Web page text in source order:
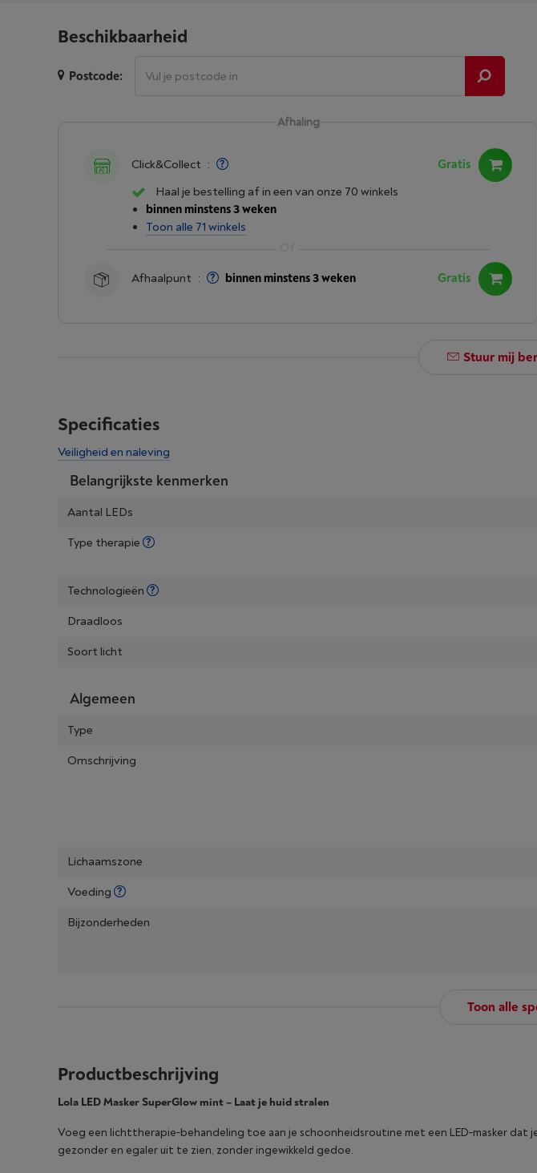
Beschikbaarheid
Postcode:
Afhaling
Click&Collect :
Gratis
Haal je bestelling af in een van onze 70 winkels
binnen minstens 3 weken
Toon alle 71 winkels
Afhaalpunt : binnen minstens 3 weken Gratis
Stuur mij
Specificaties
Veiligheid en naleving
Belangrijkste kenmerken
Aantal LEDs
Type therapie
Technologieën
Draadloos
Soort licht
Algemeen
Type
Omschrijving
Lichaamszone
Voeding
Bijzonderheden
Toon alle
Productbeschrijving
Lola LED Masker SuperGlow mint – Laat je huid stralen
Voeg een lichttherapie‑behandeling toe aan je schoonheidsroutine met een LED‑masker
gezonder en egaler uit te zien, zonder ingewikkeld gedoe.